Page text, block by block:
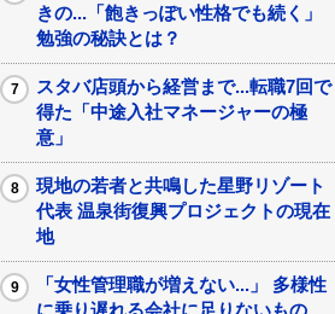
きの...「飽きっぽい性格でも続く」
勉強の秘訣とは？
スタバ店頭から経営まで...転職7回で
得た「中途入社マネージャーの極
意」
現地の若者と共鳴した星野リゾート
代表 温泉街復興プロジェクトの現在
地
「女性管理職が増えない...」 多様性